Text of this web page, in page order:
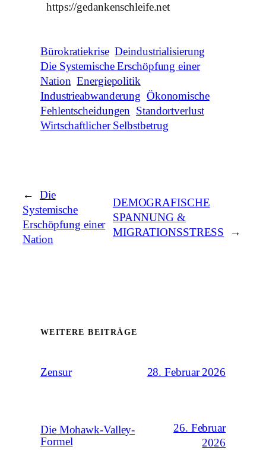
https://gedankenschleife.net
Bürokratiekrise Deindustrialisierung
Die Systemische Erschöpfung einer
Nation Energiepolitik
Industrieabwanderung Ökonomische
Fehlentscheidungen Standortverlust
Wirtschaftlicher Selbstbetrug
←
Die
Systemische
Erschöpfung einer
Nation
DEMOGRAFISCHE
SPANNUNG &
MIGRATIONSSTRESS
→
WEITERE BEITRÄGE
Zensur 28. Februar 2026
Die Mohawk-Valley-
Formel
26. Februar
2026